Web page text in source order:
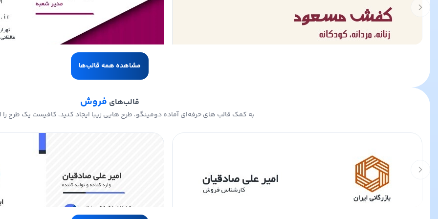
Previous slide
مشاهده همه قالب‌ها
قالب‌های فروش
به کمک قالب های حرفه‌ای آماده دومینگو، طرح هایی زیبا ایجاد کنید، کافیست یک طرح را
Previous slide